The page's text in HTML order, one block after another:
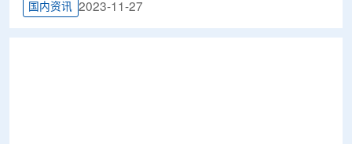
国内资讯 2023-11-27